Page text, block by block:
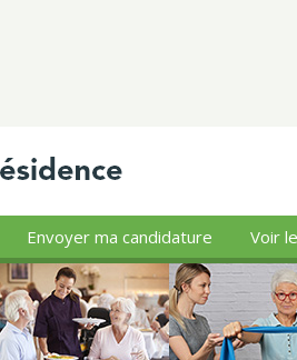
Envoyer ma candidature Voir